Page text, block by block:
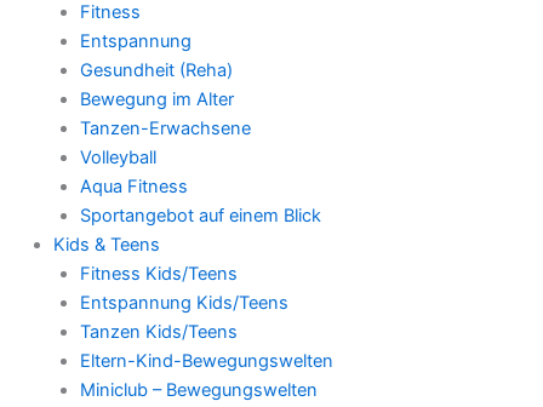
Fitness
Entspannung
Gesundheit (Reha)
Bewegung im Alter
Tanzen-Erwachsene
Volleyball
Aqua Fitness
Sportangebot auf einem Blick
Kids & Teens
Fitness Kids/Teens
Entspannung Kids/Teens
Tanzen Kids/Teens
Eltern-Kind-Bewegungswelten
Miniclub – Bewegungswelten